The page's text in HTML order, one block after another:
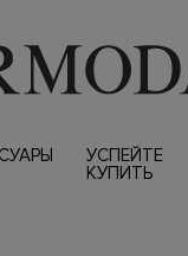
УСПЕЙТЕ
КУПИТЬ